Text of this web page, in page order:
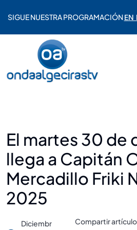
SIGUE NUESTRA PROGRAMACIÓNEN
El martes 30 de
llega a Capitán
Mercadillo Friki
2025
Diciembr
Compartir